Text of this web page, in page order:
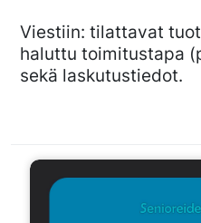
Viestiin: tilattavat
haluttu toimitustapa
sekä laskutustiedot.